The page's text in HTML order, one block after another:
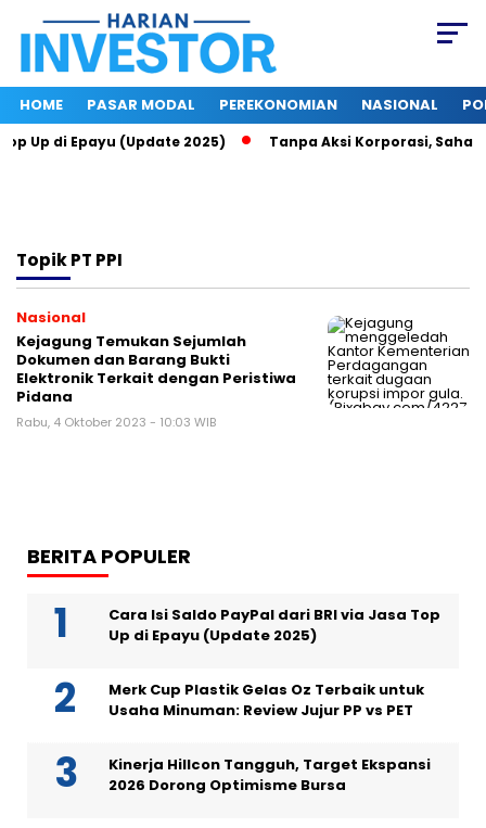
HOME PASAR MODAL PEREKONOMIAN NASIONAL
Up di Epayu (Update 2025) Tanpa Aksi Korporasi,
TopikPT PPI
Nasional
Kejagung Temukan Sejumlah
Dokumen dan Barang Bukti
Elektronik Terkait dengan Peristiwa
Pidana
Rabu, 4 Oktober 2023 - 10:03 WIB
BERITA POPULER
Cara Isi Saldo PayPal dari BRI via Jasa Top
Up di Epayu (Update 2025)
Merk Cup Plastik Gelas Oz Terbaik untuk
Usaha Minuman: Review Jujur PP vs PET
Kinerja Hillcon Tangguh, Target Ekspansi
2026 Dorong Optimisme Bursa